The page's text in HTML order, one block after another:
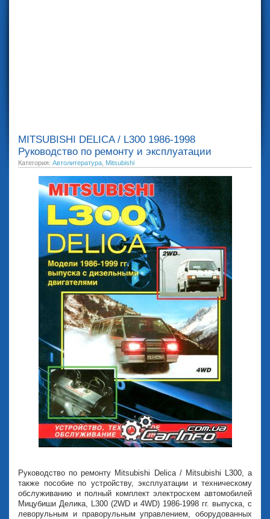
MITSUBISHI DELICA / L300 1986-1998
Руководство по ремонту и эксплуатации
Категория: Автолитература Mitsubishi
Руководство по ремонту Mitsubishi Delica / Mitsubishi L300, а
также пособие по устройству, эксплуатации и техническому
обслуживанию и полный комплект электросхем автомобилей
Мицубиши Делика, L300 (2WD и 4WD) 1986-1998 гг. выпуска, с
леворульным и праворульным управлением, оборудованных